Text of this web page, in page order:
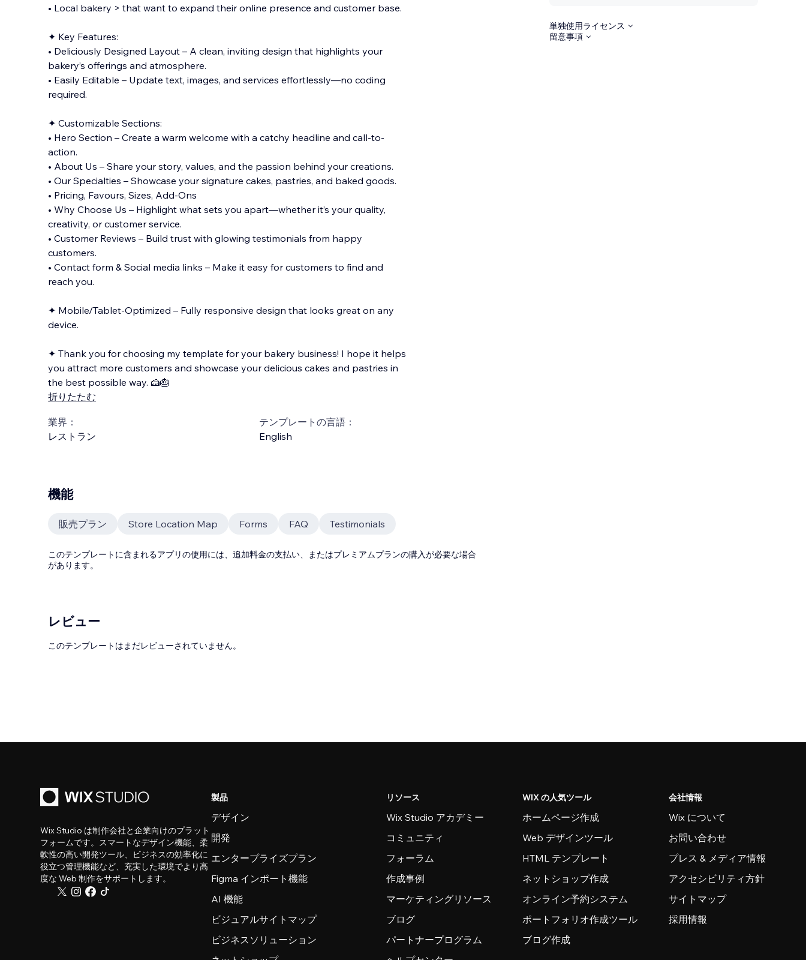
• Local bakery > that want to expand their online presence and customer base.
✦ Key Features:
• Deliciously Designed Layout – A clean, inviting design that highlights your
bakery’s offerings and atmosphere.
• Easily Editable – Update text, images, and services effortlessly—no coding
required.
✦ Customizable Sections:
• Hero Section – Create a warm welcome with a catchy headline and call-to-
action.
• About Us – Share your story, values, and the passion behind your creations.
• Our Specialties – Showcase your signature cakes, pastries, and baked goods.
• Pricing, Favours, Sizes, Add-Ons
• Why Choose Us – Highlight what sets you apart—whether it’s your quality,
creativity, or customer service.
• Customer Reviews – Build trust with glowing testimonials from happy
customers.
• Contact form & Social media links – Make it easy for customers to find and
reach you.
✦ Mobile/Tablet-Optimized – Fully responsive design that looks great on any
device.
✦ Thank you for choosing my template for your bakery business! I hope it helps
you attract more customers and showcase your delicious cakes and pastries in
the best possible way. 🍰🎂
折りたたむ
業界：
レストラン
テンプレートの言語：
English
単独使用ライセンス
留意事項
機能
販売プラン Store Location Map Forms FAQ Testimonials
このテンプレートに含まれるアプリの使用には、追加料金の支払い、またはプレミアムプランの購入が必要な場合
があります。
レビュー
このテンプレートはまだレビューされていません。
Wix Studio は制作会社と企業向けのプラット
フォームです。スマートなデザイン機能、柔
軟性の高い開発ツール、ビジネスの効率化に
役立つ管理機能など、充実した環境でより高
度な Web 制作をサポートします。
製品
デザイン
開発
エンタープライズプラン
Figma インポート機能
AI 機能
ビジュアルサイトマップ
ビジネスソリューション
リソース
Wix Studio アカデミー
コミュニティ
フォーラム
作成事例
マーケティングリソース
ブログ
パートナープログラム
WIX の人気ツール
ホームページ作成
Web デザインツール
HTML テンプレート
ネットショップ作成
オンライン予約システム
ポートフォリオ作成ツール
ブログ作成
会社情報
Wix について
お問い合わせ
プレス & メディア情報
アクセシビリティ方針
サイトマップ
採用情報